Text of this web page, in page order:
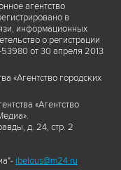
агентство
в
информационных
о регистрации
от 30 апреля 2013
«Агентство городских
«Агентство
д. 24, стр. 2
ibelous@m24.ru